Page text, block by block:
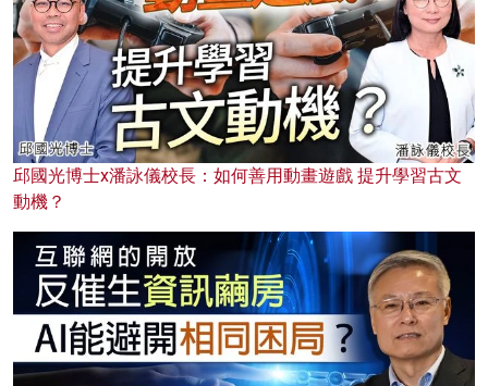
邱國光博士x潘詠儀校長：如何善用動畫遊戲 提升學習古文
動機？